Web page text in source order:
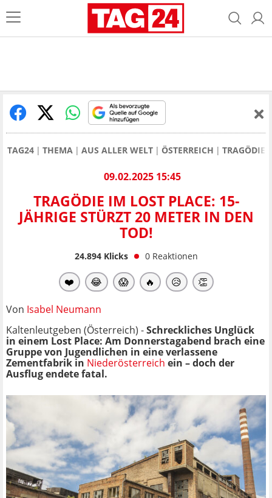
TAG24 THEMA AUS ALLER WELT ÖSTERREICH TRAGÖDIE
09.02.2025 15:45
TRAGÖDIE IM LOST PLACE: 15-
JÄHRIGE STÜRZT 20 METER IN DEN
TOD!
24.894Klicks 0 Reaktionen
❤️ 😂 😱 🔥 😥 👏
Von Isabel Neumann
Kaltenleutgeben (Österreich) -Schreckliches Unglück
in einem Lost Place: Am Donnerstagabend brach eine
Gruppe von Jugendlichen in eine verlassene
Zementfabrik in Niederösterreich ein – doch der
Ausflug endete fatal.